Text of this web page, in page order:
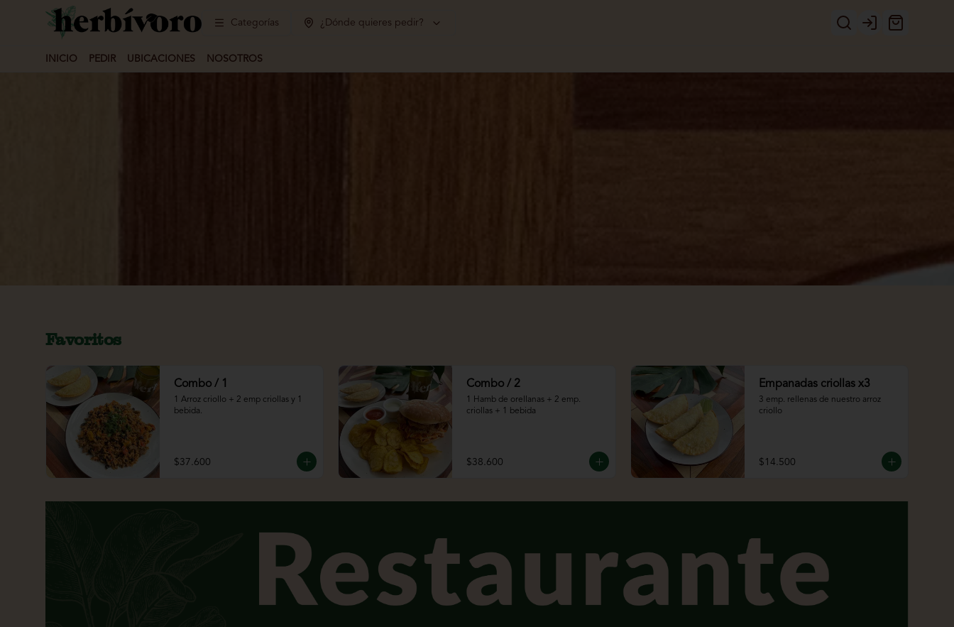
Categorías ¿Dónde quieres pedir?
Login
INICIO PEDIR UBICACIONES NOSOTROS
Favoritos
Combo / 1
1 Arroz criollo + 2 emp criollas y 1
bebida.
$37.600
Combo / 2
1 Hamb de orellanas + 2 emp.
criollas + 1 bebida
$38.600
Empanadas criollas x3
3 emp. rellenas de nuestro arroz
criollo
$14.500